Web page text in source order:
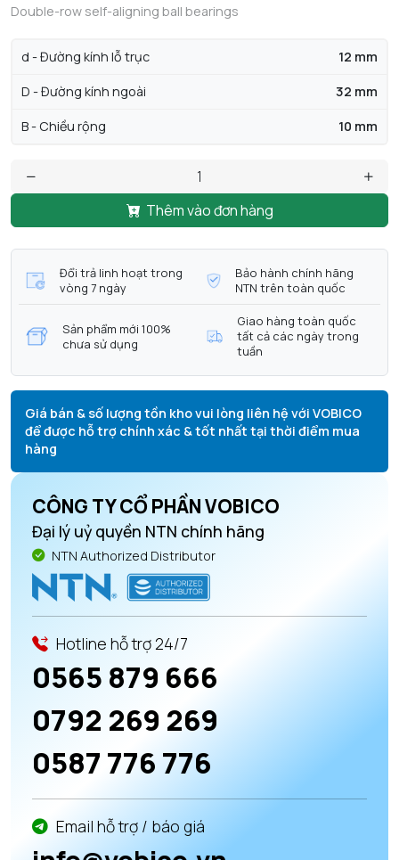
Double-row self-aligning ball bearings
d - Đường kính lỗ trục 12 mm
D - Đường kính ngoài 32 mm
B - Chiều rộng 10 mm
Thêm vào đơn hàng
Đổi trả linh hoạt trong
vòng 7 ngày
Bảo hành chính hãng
NTN trên toàn quốc
Sản phẩm mới 100%
chưa sử dụng
Giao hàng toàn quốc
tất cả các ngày trong
tuần
Giá bán & số lượng tồn kho vui lòng liên hệ với VOBICO
để được hỗ trợ chính xác & tốt nhất tại thời điểm mua
hàng
CÔNG TY CỔ PHẦN VOBICO
Đại lý uỷ quyền NTN chính hãng
NTN Authorized Distributor
Hotline hỗ trợ 24/7
0565 879 666
0792 269 269
0587 776 776
Email hỗ trợ / báo giá